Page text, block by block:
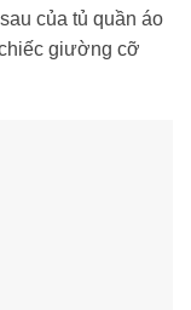
của tủ quần áo
giường cỡ